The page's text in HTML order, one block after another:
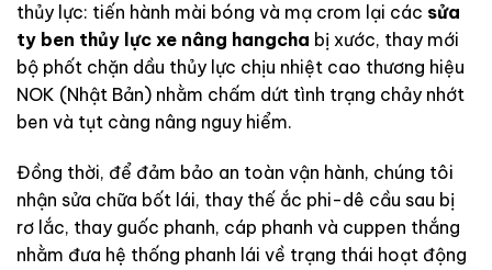
thủy lực: tiến hành mài bóng và mạ crom lại các sửa
ty ben thủy lực xe nâng hangcha bị xước, thay mới
bộ phốt chặn dầu thủy lực chịu nhiệt cao thương hiệu
NOK (Nhật Bản) nhằm chấm dứt tình trạng chảy nhớt
ben và tụt càng nâng nguy hiểm.
Đồng thời, để đảm bảo an toàn vận hành, chúng tôi
nhận sửa chữa bốt lái, thay thế ắc phi-dê cầu sau bị
rơ lắc, thay guốc phanh, cáp phanh và cuppen thắng
nhằm đưa hệ thống phanh lái về trạng thái hoạt động